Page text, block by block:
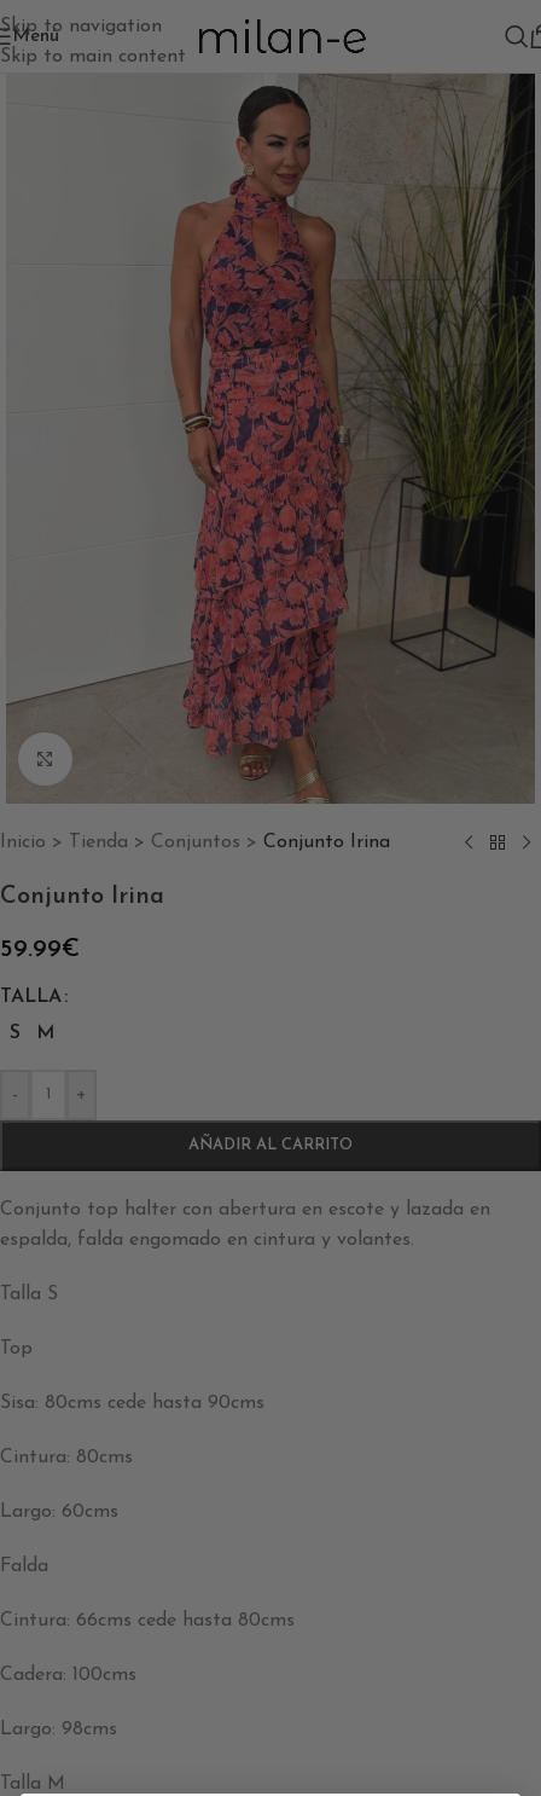
Skip to navigation
Skip to main content
Menú
Clic para ampliar
Inicio > Tienda > Conjuntos > Conjunto Irina
Conjunto Irina
59.99€
TALLA
S
M
- +
AÑADIR AL CARRITO
Conjunto top halter con abertura en escote y lazada en
espalda, falda engomado en cintura y volantes.
Talla S
Top
Sisa: 80cms cede hasta 90cms
Cintura: 80cms
Largo: 60cms
Falda
Cintura: 66cms cede hasta 80cms
Cadera: 100cms
Largo: 98cms
Talla M